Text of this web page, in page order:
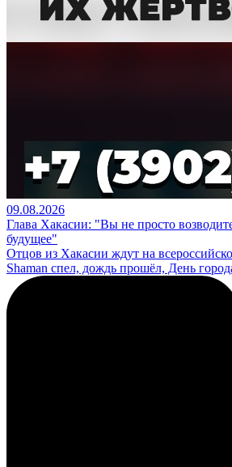
09.08.2026
Глава Хакасии: "Вы не просто
будущее"
Отцов из Хакасии ждут на
Shaman спел, дождь прошёл, День